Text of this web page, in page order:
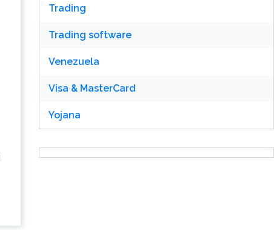
Trading
Trading software
Venezuela
Visa & MasterCard
Yojana